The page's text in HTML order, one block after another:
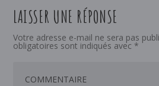
LAISSER UNE RÉPONSE
Votre adresse e-mail ne sera pas
obligatoires sont indiqués avec *